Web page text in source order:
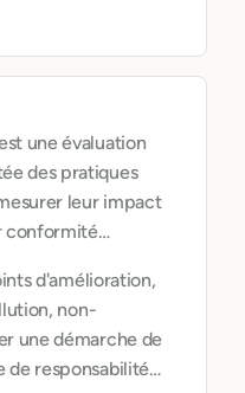
une évaluation
des pratiques
leur impact
conformité
d'amélioration,
non-
une démarche de
de responsabilité